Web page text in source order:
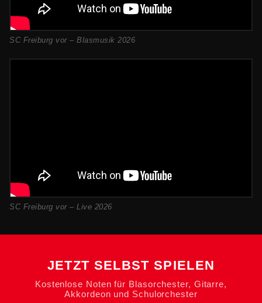
SC Freiburg vor – Blasmusik 2026
SC Freiburg vor – Live 2026
JETZT SELBST SPIELEN
Kostenlose Noten für Blasorchester, Gitarre,
Akkordeon und Schulorchester